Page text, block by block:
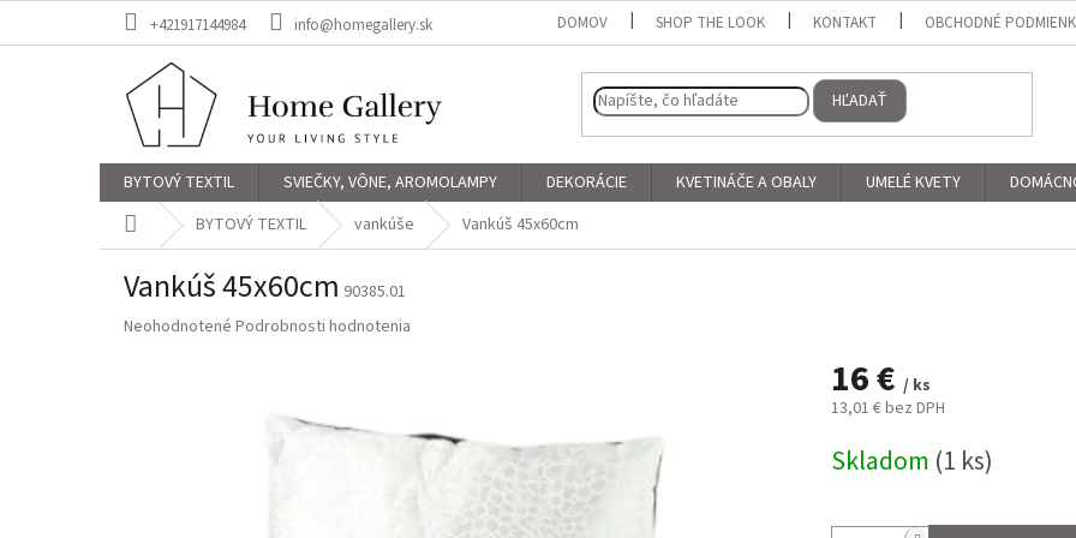
+421917144984 info@homegallery.sk DOMOV SHOP THE LOOK KONTAKT OBCHODNÉ
HĽADAŤ
BYTOVÝ TEXTIL SVIEČKY, VÔNE, AROMOLAMPY DEKORÁCIE KVETINÁČE A OBALY UMELÉ KVETY
DomovBYTOVÝ TEXTIL vankúše Vankúš 45x60cm
Vankúš 45x60cm 90385.01
Priemerné
Neohodnotené Podrobnosti hodnotenia
16 € / ks
13,01 € bez DPH
cena:
Skladom (1 ks)